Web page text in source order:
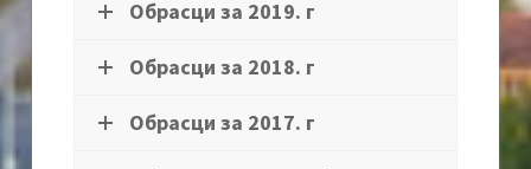
Обрасци за 2019. г
Обрасци за 2018. г
Обрасци за 2017. г